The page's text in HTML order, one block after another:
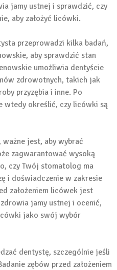
jamy ustnej i sprawdzić, czy
aby założyć licówki.
przeprowadzi kilka badań,
aby sprawdzić stan
umożliwia dentyście
zdrowotnych, takich jak
przyzębia i inne. Po
wtedy określić, czy licówki są
jest, aby wybrać
zagwarantować wysoką
czy Twój stomatolog ma
i doświadczenie w zakresie
założeniem licówek jest
jamy ustnej i ocenić,
jako swój wybór
dentystę, szczególnie jeśli
zębów przed założeniem